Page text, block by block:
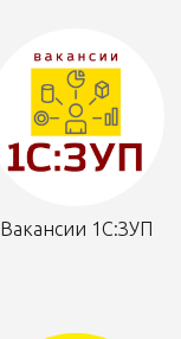
Вакансии 1С:ЗУП